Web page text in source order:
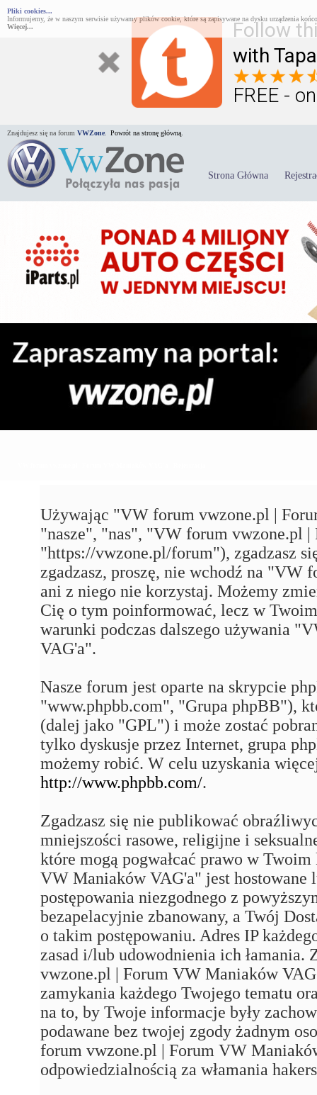
Follow
with
FREE -
Pliki cookies...
Informujemy, że w naszym serwisie używamy plików cookie, które są zapisywane na dysku urządzenia
Więcej...
Znajdujesz się na forum VWZone Powrót na stronę główną.
Strona Główna
Używając "VW forum vwzone.pl |
"nasze", "nas", "VW forum vwzone.pl
"https://vwzone.pl/forum"), zgadzasz
zgadzasz, proszę, nie wchodź na
ani z niego nie korzystaj. Możemy
Cię o tym poinformować, lecz w
warunki podczas dalszego używania
VAG'a".
Nasze forum jest oparte na skrypcie
"www.phpbb.com", "Grupa phpBB"),
(dalej jako "GPL") i może zostać
tylko dyskusje przez Internet, grupa
możemy robić. W celu uzyskania
http://www.phpbb.com/.
Zgadzasz się nie publikować
mniejszości rasowe, religijne i
które mogą pogwałcać prawo w
VW Maniaków VAG'a" jest hostowane
postępowania niezgodnego z
bezapelacyjnie zbanowany, a Twój
o takim postępowaniu. Adres IP
zasad i/lub udowodnienia ich
vwzone.pl | Forum VW Maniaków
zamykania każdego Twojego tematu
na to, by Twoje informacje były
podawane bez twojej zgody żadnym
forum vwzone.pl | Forum VW
odpowiedzialnością za włamania